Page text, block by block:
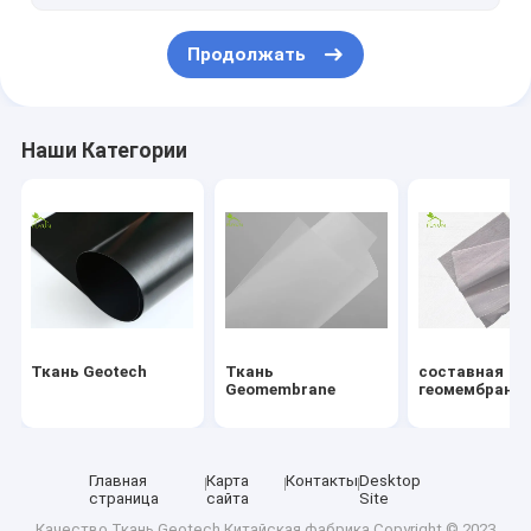
Продолжать
Наши Категории
Ткань Geotech
Ткань
Geomembrane
составная
геомембрана
Главная
страница
Карта
сайта
КонтактыDesktop
Site